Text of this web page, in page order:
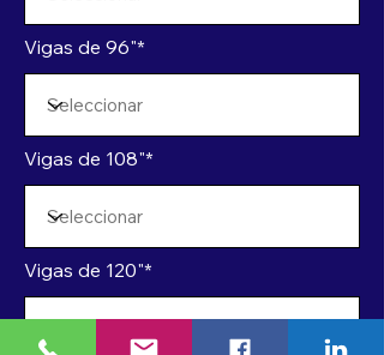
Vigas de 96"*
Vigas de 108"*
Vigas de 120"*